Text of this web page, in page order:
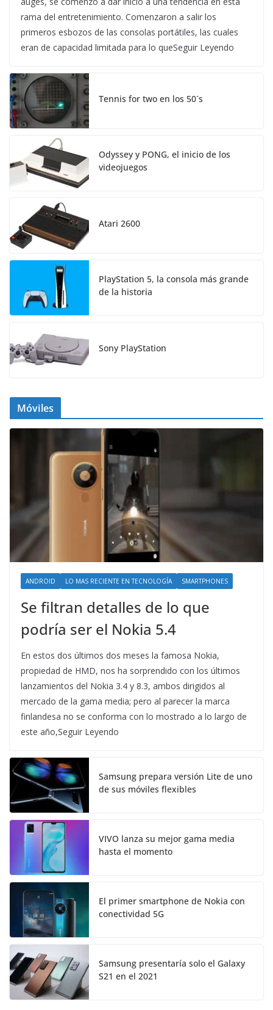
rama del entretenimiento. Comenzaron a salir los
primeros esbozos de las consolas portátiles, las cuales
eran de capacidad limitada para lo queSeguir Leyendo
Tennis for two en los 50´s
Odyssey y PONG, el inicio de los
videojuegos
Atari 2600
PlayStation 5, la consola más grande
de la historia
Sony PlayStation
Móviles
ANDROID LO MAS RECIENTE EN TECNOLOGÍA SMARTPHONES
Se filtran detalles de lo que
podría ser el Nokia 5.4
En estos dos últimos dos meses la famosa Nokia,
propiedad de HMD, nos ha sorprendido con los últimos
lanzamientos del Nokia 3.4 y 8.3, ambos dirigidos al
mercado de la gama media; pero al parecer la marca
finlandesa no se conforma con lo mostrado a lo largo de
este año,Seguir Leyendo
Samsung prepara versión Lite de uno
de sus móviles flexibles
VIVO lanza su mejor gama media
hasta el momento
El primer smartphone de Nokia con
conectividad 5G
Samsung presentaría solo el Galaxy
S21 en el 2021